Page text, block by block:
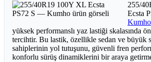
255/
Ecsta
Kumho
yüksek performanslı yaz lastiği skalasında
tercihtir. Bu lastik, özellikle sedan ve büyük
sahiplerinin yol tutuşunu, güvenli fren
konforlu sürüş dinamiklerini bir araya